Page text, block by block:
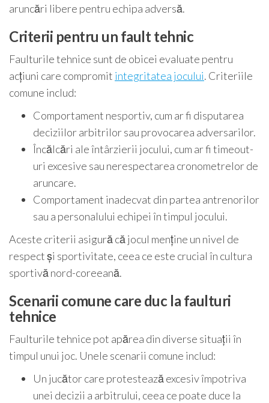
aruncări libere pentru echipa adversă.
Criterii pentru un fault tehnic
Faulturile tehnice sunt de obicei evaluate pentru
acțiuni care compromit integritatea jocului. Criteriile
comune includ:
Comportament nesportiv, cum ar fi disputarea
deciziilor arbitrilor sau provocarea adversarilor.
Încălcări ale întârzierii jocului, cum ar fi timeout-
uri excesive sau nerespectarea cronometrelor de
aruncare.
Comportament inadecvat din partea antrenorilor
sau a personalului echipei în timpul jocului.
Aceste criterii asigură că jocul menține un nivel de
respect și sportivitate, ceea ce este crucial în cultura
sportivă nord-coreeană.
Scenarii comune care duc la faulturi
tehnice
Faulturile tehnice pot apărea din diverse situații în
timpul unui joc. Unele scenarii comune includ:
Un jucător care protestează excesiv împotriva
unei decizii a arbitrului, ceea ce poate duce la